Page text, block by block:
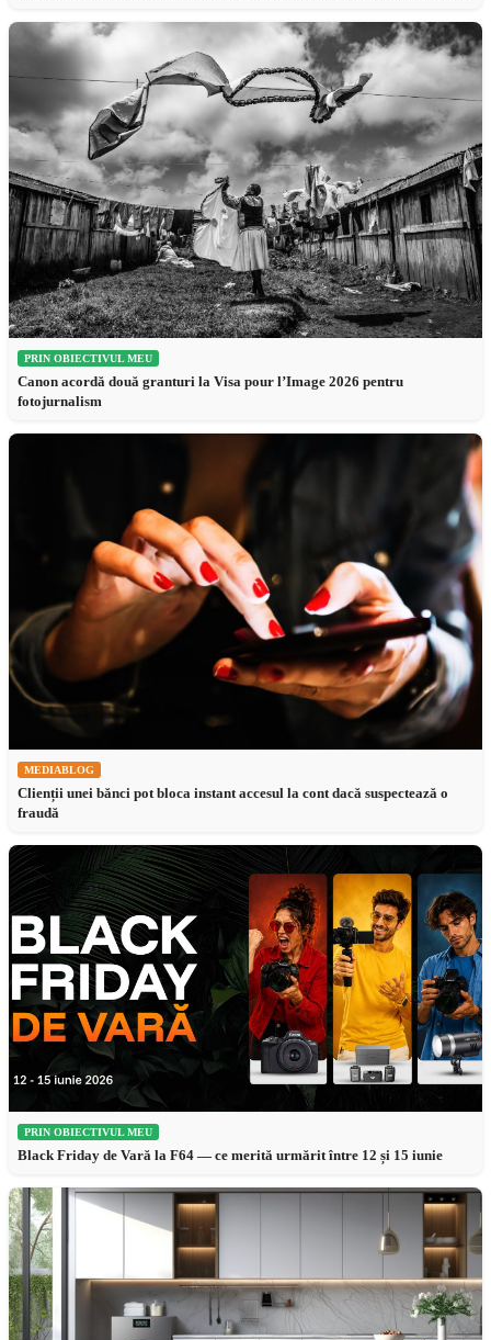
PRIN OBIECTIVUL MEU
Canon acordă două granturi la Visa pour l’Image 2026 pentru
fotojurnalism
MEDIABLOG
Clienții unei bănci pot bloca instant accesul la cont dacă suspectează o
fraudă
PRIN OBIECTIVUL MEU
Black Friday de Vară la F64 — ce merită urmărit între 12 și 15 iunie